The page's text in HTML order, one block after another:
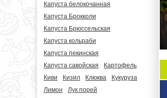
Капуста белокочанная
Капуста Брокколи
Капуста Брюссельская
Капуста кольраби
Капуста пекинская
Капуста савойская
Картофель
Киви
Кизил Клюква
Кукуруза
Лимон
Лук порей